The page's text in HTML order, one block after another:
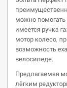
можно
имеется ручка
мотор колесо,
возможность
велосипеде.
Предлагаемая
лёгким